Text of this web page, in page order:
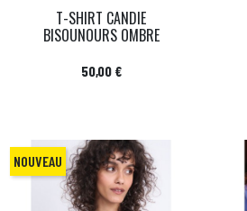
T-SHIRT CANDIE
BISOUNOURS OMBRE
Prix
50,00 €
NOUVEAU